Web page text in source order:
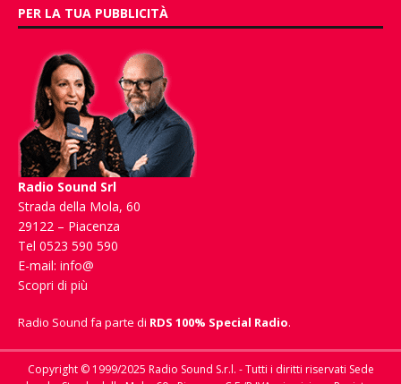
PER LA TUA PUBBLICITÀ
Radio Sound Srl
Strada della Mola, 60
29122 – Piacenza
Tel 0523 590 590
E-mail: info@
Scopri di più
Radio Sound fa parte di RDS 100% Special Radio.
Copyright © 1999/2025 Radio Sound S.r.l. - Tutti i diritti riservati Sede